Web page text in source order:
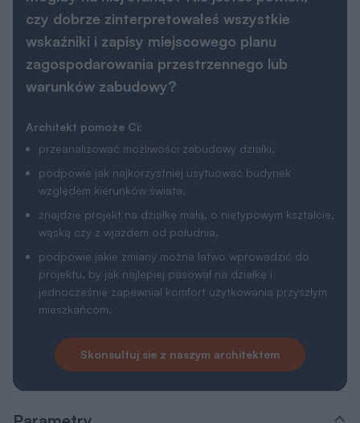
czy dobrze zinterpretowałeś wszystkie
wskaźniki i zapisy miejscowego planu
zagospodarowania przestrzennego lub
warunków zabudowy?
Architekt pomoże Ci:
przeanalizować możliwości zabudowy działki,
podpowie jak najkorzystniej usytuować budynek
względem kierunków świata,
znajdzie projekt na działkę małą, o nietypowym kształcie,
wąską czy z wjazdem od południa,
podpowie jakie zmiany można łatwo wprowadzić do
projektu, by jak najlepiej pasował na działkę i
jednocześnie zapewniał komfort użytkowania przyszłym
mieszkańcom.
Skonsultuj sie z naszym architektem